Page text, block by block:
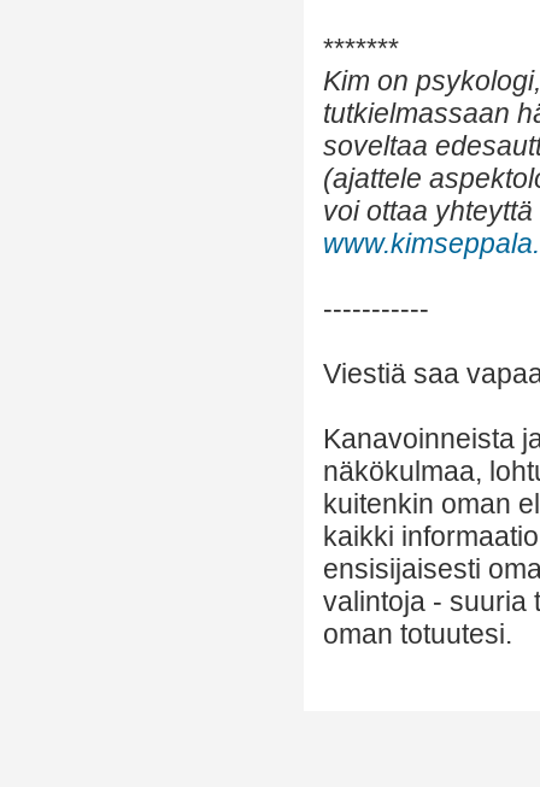
*******
Kim on
tutkielmassaan
soveltaa
(ajattele
voi ottaa
-----------
Viestiä saa
Kanavoinneista
näkökulmaa,
kuitenkin oman
kaikki
ensisijaisesti
valintoja - suuria
oman totuutesi.